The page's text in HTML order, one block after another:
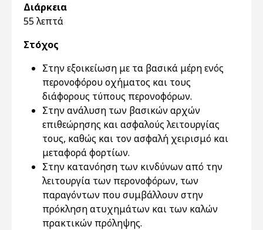
Διάρκεια
55 λεπτά
Στόχος
Στην εξοικείωση με τα βασικά μέρη ενός
περονοφόρου οχήματος και τους
διάφορους τύπους περονοφόρων.
Στην ανάλυση των βασικών αρχών
επιθεώρησης και ασφαλούς λειτουργίας
τους, καθώς και τον ασφαλή χειρισμό και
μεταφορά φορτίων.
Στην κατανόηση των κινδύνων από την
λειτουργία των περονοφόρων, των
παραγόντων που συμβάλλουν στην
πρόκληση ατυχημάτων και των καλών
πρακτικών πρόληψης.